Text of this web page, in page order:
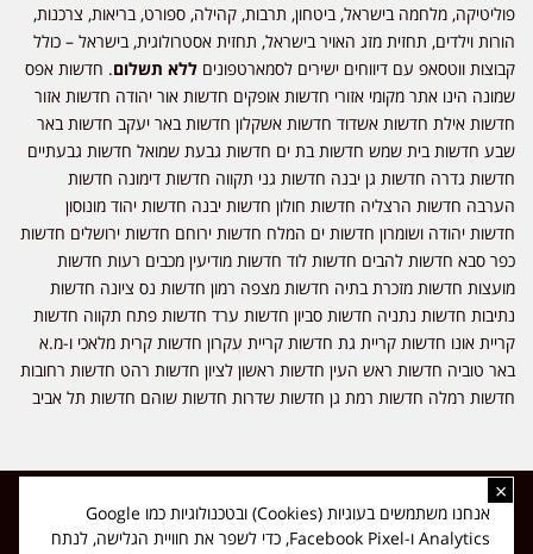
פוליטיקה, מלחמה בישראל, ביטחון, תרבות, קהילה, ספורט, בריאות, צרכנות,
הורות וילדים, תחזית מזג האויר בישראל, תחזית אסטרולוגית, בישראל – כולל
קבוצות ווטסאפ עם דיווחים ישירים לסמארטפונים ללא תשלום. חדשות אפס
שמונה הינו אתר מקומי אזורי חדשות אופקים חדשות אור יהודה חדשות אזור
חדשות אילת חדשות אשדוד חדשות אשקלון חדשות באר יעקב חדשות באר
שבע חדשות בית שמש חדשות בת ים חדשות גבעת שמואל חדשות גבעתיים
חדשות גדרה חדשות גן יבנה חדשות גני תקווה חדשות דימונה חדשות
הערבה חדשות הרצליה חדשות חולון חדשות יבנה חדשות יהוד מונוסון
חדשות יהודה ושומרון חדשות ים המלח חדשות ירוחם חדשות ירושלים חדשות
כפר סבא חדשות להבים חדשות לוד חדשות מודיעין מכבים רעות חדשות
מועצות חדשות מזכרת בתיה חדשות מצפה רמון חדשות נס ציונה חדשות
נתיבות חדשות נתניה חדשות סביון חדשות ערד חדשות פתח תקווה חדשות
קריית אונו חדשות קריית גת חדשות קריית עקרון חדשות קרית מלאכי ו-מ.א
באר טוביה חדשות ראש העין חדשות ראשון לציון חדשות רהט חדשות רחובות
חדשות רמלה חדשות רמת גן חדשות שדרות חדשות שוהם חדשות תל אביב
כל הזכויות שמורות ל-ליזה ללוצאשווילי - חדשות אפס שמונה - דיווחים בזמן
אמת, נוסד בשנת 2019 | טל' לפרסומים 054-9759222 מייל מערכת
news08.net@gmail.com
×
אנחנו משתמשים בעוגיות (Cookies) ובטכנולוגיות כמו Google
Analytics ו-Facebook Pixel, כדי לשפר את חוויית הגלישה, לנתח